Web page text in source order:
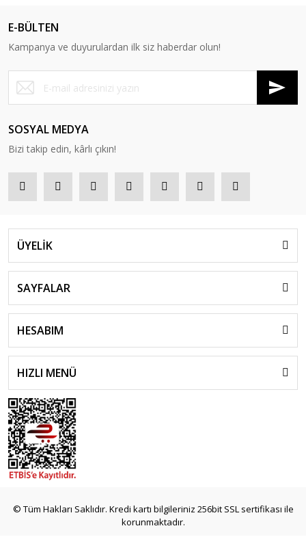
E-BÜLTEN
Kampanya ve duyurulardan ilk siz haberdar olun!
SOSYAL MEDYA
Bizi takip edin, kârlı çıkın!
ÜYELİK
SAYFALAR
HESABIM
HIZLI MENÜ
© Tüm Hakları Saklıdır. Kredi kartı bilgileriniz 256bit SSL sertifikası ile
korunmaktadır.